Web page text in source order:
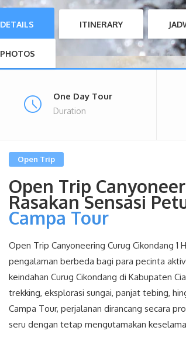
DETAILS ITINERARY
PHOTOS
One Day Tour
Duration
Open Trip
Open Trip
Rasakan Sensasi
Campa Tour
Open Trip Canyoneering Curug Cikondang
pengalaman berbeda bagi para pecinta
keindahan Curug Cikondang di Kabupaten
trekking, eksplorasi sungai, panjat tebing,
Campa Tour, perjalanan dirancang secara
seru dengan tetap mengutamakan